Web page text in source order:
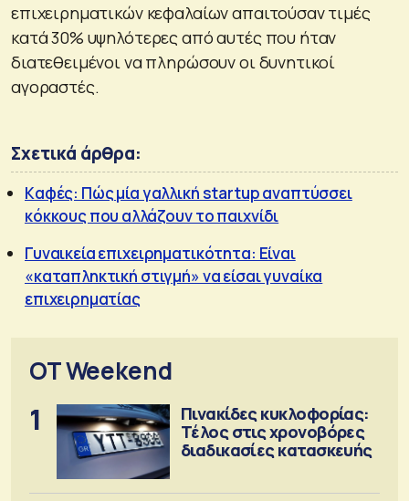
επιχειρηματικών κεφαλαίων απαιτούσαν τιμές
κατά 30% υψηλότερες από αυτές που ήταν
διατεθειμένοι να πληρώσουν οι δυνητικοί
αγοραστές.
Σχετικά άρθρα:
Kαφές: Πώς μία γαλλική startup αναπτύσσει
κόκκους που αλλάζουν το παιχνίδι
Γυναικεία επιχειρηματικότητα: Είναι
«καταπληκτική στιγμή» να είσαι γυναίκα
επιχειρηματίας
OT Weekend
1
Πινακίδες κυκλοφορίας:
Τέλος στις χρονοβόρες
διαδικασίες κατασκευής